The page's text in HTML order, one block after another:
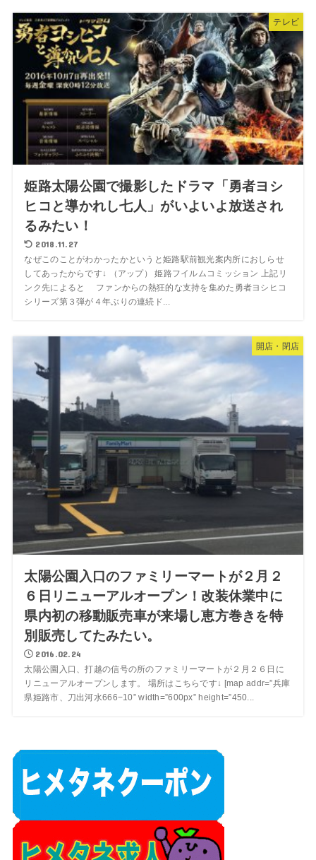
テレビ
姫路太陽公園で撮影したドラマ「勇者ヨシ
ヒコと導かれし七人」がいよいよ放送され
るみたい！
2018.11.27
なぜこのことがわかったかというと姫路駅前観光案内所におしらせ
してあったからです↓ （アップ） 姫路フイルムコミッション 上記リ
ンク先によると ファンからの熱狂的な支持を集めた勇者ヨシヒコ
シリーズ第３弾が４年ぶりの連続ド...
開店・閉店
太陽公園入口のファミリーマートが２月２
６日リニューアルオープン！改装休業中に
県内初の移動販売車が来場し恵方巻きを特
別販売してたみたい。
2016.02.24
太陽公園入口、打越の信号の所のファミリーマートが２月２６日に
リニューアルオープンします。 場所はこちらです↓ [map addr=”兵庫
県姫路市、刀出河水666−10” width=”600px” height=”450...